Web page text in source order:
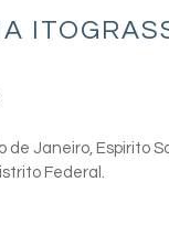
Janeiro, Espirito
Federal.